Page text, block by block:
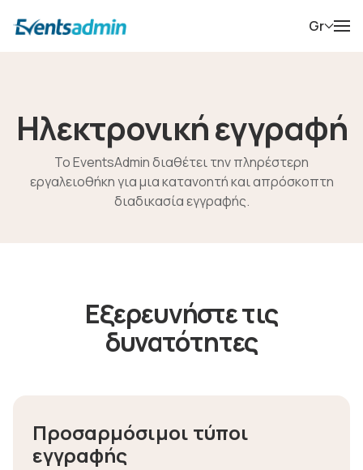
Gr
Ηλεκτρονική εγγραφή
Το EventsAdmin διαθέτει την πληρέστερη
εργαλειοθήκη για μια κατανοητή και απρόσκοπτη
διαδικασία εγγραφής.
Εξερευνήστε τις
δυνατότητες
Προσαρμόσιμοι τύποι
εγγραφής